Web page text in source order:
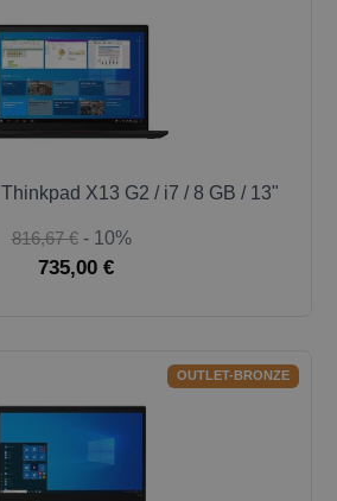
Thinkpad X13 G2 / i7 / 8 GB / 13"
816,67 € - 10%
735,00 €
OUTLET-BRONZE